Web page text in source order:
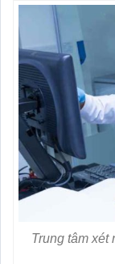
Trung tâm xét